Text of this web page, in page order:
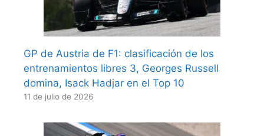
GP de Austria de F1: clasificación de los
entrenamientos libres 3, Georges Russell
domina, Isack Hadjar en el Top 10
11 de julio de 2026